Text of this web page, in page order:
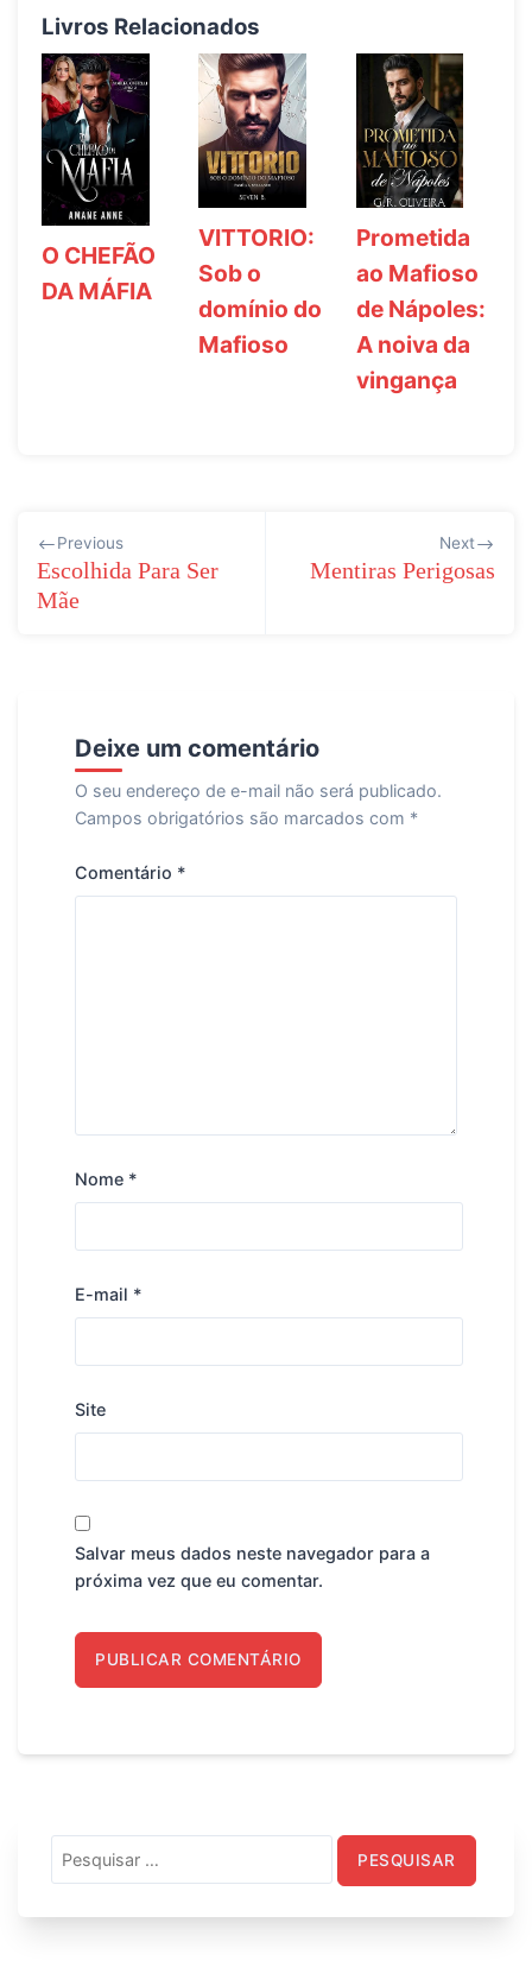
Livros Relacionados
O CHEFÃO
DA MÁFIA
VITTORIO:
Sob o
domínio do
Mafioso
Prometida
ao Mafioso
de Nápoles:
A noiva da
vingança
Navegação
de
Post
Previous
Escolhida Para Ser
Mãe
Next
Mentiras Perigosas
Deixe um comentário
O seu endereço de e-mail não será publicado.
Campos obrigatórios são marcados com *
Comentário *
Nome *
E-mail *
Site
Salvar meus dados neste navegador para a
próxima vez que eu comentar.
por: